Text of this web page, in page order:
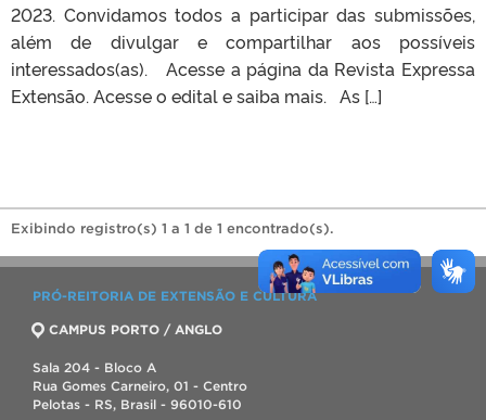
2023. Convidamos todos a participar das submissões,
além de divulgar e compartilhar aos possíveis
interessados(as). Acesse a página da Revista Expressa
Extensão. Acesse o edital e saiba mais. As […]
Exibindo registro(s) 1 a 1 de 1 encontrado(s).
PRÓ-REITORIA DE EXTENSÃO E CULTURA
CAMPUS PORTO / ANGLO
Sala 204 - Bloco A
Rua Gomes Carneiro, 01 - Centro
Pelotas - RS, Brasil - 96010-610